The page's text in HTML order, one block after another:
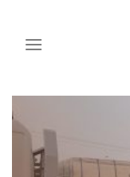
content